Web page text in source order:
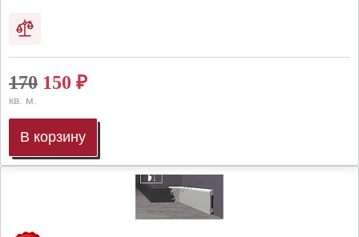
170 150 ₽
кв. м.
В корзину